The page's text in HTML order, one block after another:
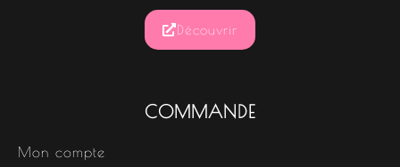
Découvrir
COMMANDE
Mon compte